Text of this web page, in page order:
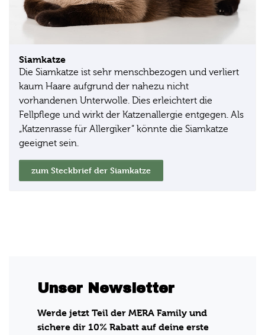
Siamkatze
Die Siamkatze ist sehr menschbezogen und verliert
kaum Haare aufgrund der nahezu nicht
vorhandenen Unterwolle. Dies erleichtert die
Fellpflege und wirkt der Katzenallergie entgegen. Als
„Katzenrasse für Allergiker“ könnte die Siamkatze
geeignet sein.
zum Steckbrief der Siamkatze
Unser Newsletter
Werde jetzt Teil der MERA Family und
sichere dir 10% Rabatt auf deine erste